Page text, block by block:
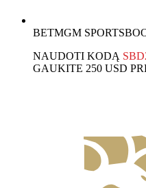
BETMGM
NAUDOTI KODĄ
GAUKITE 250 USD